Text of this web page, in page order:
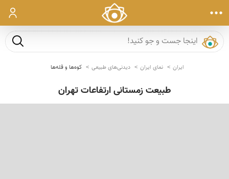
ورود
جست و
ایران نمای ایران دیدنی‌های طبیعی کوه‌ها و قله‌ها
طبیعت زمستانی ارتفاعات تهران